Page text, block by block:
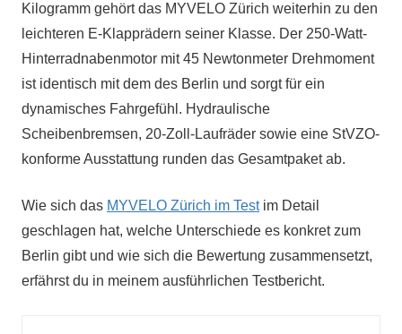
Kilogramm gehört das MYVELO Zürich weiterhin zu den
leichteren E-Klapprädern seiner Klasse. Der 250-Watt-
Hinterradnabenmotor mit 45 Newtonmeter Drehmoment
ist identisch mit dem des Berlin und sorgt für ein
dynamisches Fahrgefühl. Hydraulische
Scheibenbremsen, 20-Zoll-Laufräder sowie eine StVZO-
konforme Ausstattung runden das Gesamtpaket ab.
Wie sich das MYVELO Zürich im Testim Detail
geschlagen hat, welche Unterschiede es konkret zum
Berlin gibt und wie sich die Bewertung zusammensetzt,
erfährst du in meinem ausführlichen Testbericht.